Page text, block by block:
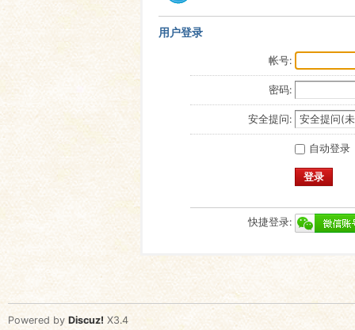
用户登录
帐号:
密码:
安全提问:
自动登录
登录
快捷登录:
Powered by Discuz! X3.4